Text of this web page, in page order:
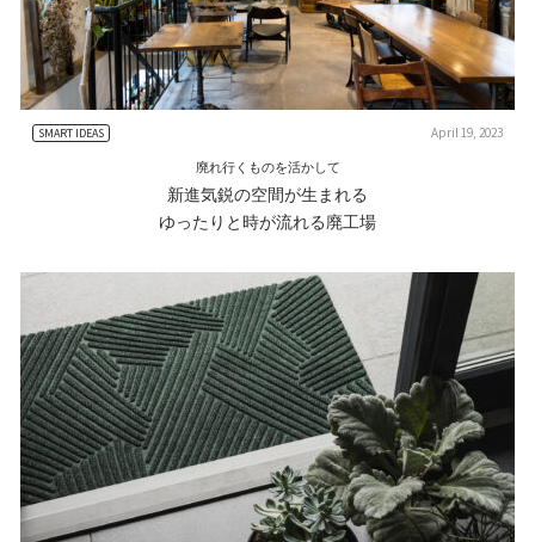
SMART IDEAS April 19, 2023
廃れ行くものを活かして
新進気鋭の空間が生まれる
ゆったりと時が流れる廃工場